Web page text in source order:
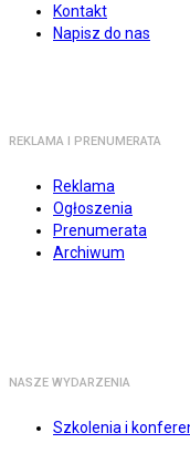
Kontakt
Napisz do nas
REKLAMA I PRENUMERATA
Reklama
Ogłoszenia
Prenumerata
Archiwum
NASZE WYDARZENIA
Szkolenia i